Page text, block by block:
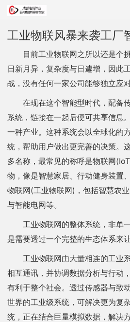
工业物联风暴来袭工厂
目前工业物联网之所以还是个
日新月异，复杂度与日遽增，因此
战，没有任何一家公司能够独立应对
在现在这个智能型时代，配备
系统，链接在一起后便可共享信息
一种产业。这种系统会以全球化的
统，帮助用户做出更完善的决策。
多名称，最常见的称呼是物联网
物，像是智慧家居、行动健身装置
物联网(工业物联网)，包括智慧农
与智能电网等。
工业物联网的整体系统，非单
是需要透过一个完整的生态体系来
工业物联网由大量相连的工业
相互通讯，并协调数据分析与行动
有利于整个社会。透过传感器与致
世界的工业级系统，可解决更为复
统，正在结合巨量模拟数据，解决